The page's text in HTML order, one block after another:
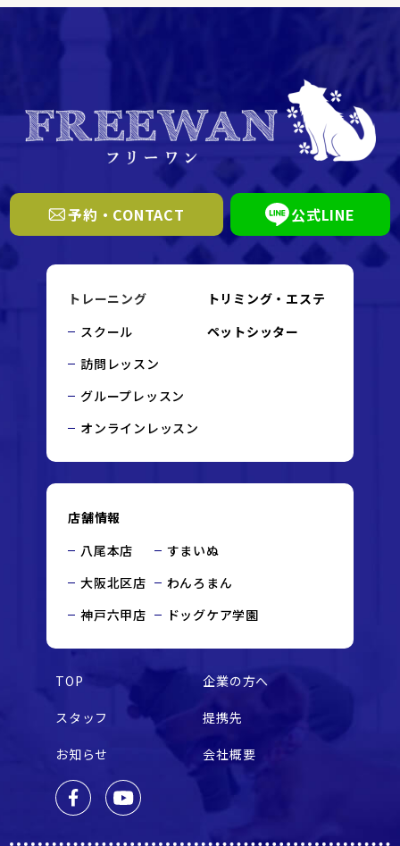
予約・CONTACT 公式LINE
トレーニング
スクール
訪問レッスン
グループレッスン
オンラインレッスン
トリミング・エステ
ペットシッター
店舗情報
八尾本店
大阪北区店
神戸六甲店
すまいぬ
わんろまん
ドッグケア学園
TOP 企業の方へ
スタッフ 提携先
お知らせ 会社概要